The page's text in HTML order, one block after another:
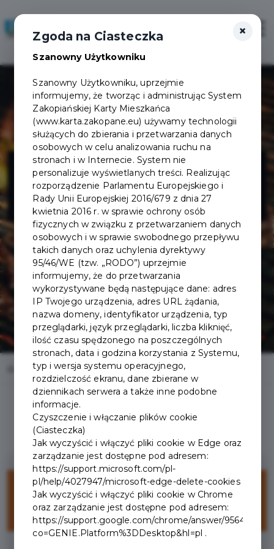
Restauracja
Stek Chałupa
Home Oferty Restauracja Stek Chałupa
15%
ZNIŻKI
×
Zgoda na Ciasteczka
Szanowny Użytkowniku
Szanowny Użytkowniku, uprzejmie
informujemy, że tworząc i administrując System
Zakopiańskiej Karty Mieszkańca
(www.karta.zakopane.eu) używamy technologii
służących do zbierania i przetwarzania danych
osobowych w celu analizowania ruchu na
stronach i w Internecie. System nie
personalizuje wyświetlanych treści. Realizując
rozporządzenie Parlamentu Europejskiego i
Rady Unii Europejskiej 2016/679 z dnia 27
kwietnia 2016 r. w sprawie ochrony osób
fizycznych w związku z przetwarzaniem danych
osobowych i w sprawie swobodnego przepływu
takich danych oraz uchylenia dyrektywy
95/46/WE (tzw. „RODO”) uprzejmie
informujemy, że do przetwarzania
wykorzystywane będą następujące dane: adres
IP Twojego urządzenia, adres URL żądania,
nazwa domeny, identyfikator urządzenia, typ
przeglądarki, język przeglądarki, liczba kliknięć,
ilość czasu spędzonego na poszczególnych
stronach, data i godzina korzystania z Systemu,
typ i wersja systemu operacyjnego,
rozdzielczość ekranu, dane zbierane w
dziennikach serwera a także inne podobne
informacje.
Czyszczenie i włączanie plików cookie
(Ciasteczka)
Jak wyczyścić i włączyć pliki cookie w Edge oraz
zarządzanie jest dostępne pod adresem:
https://support.microsoft.com/pl-
pl/help/4027947/microsoft-edge-delete-cookies
Jak wyczyścić i włączyć pliki cookie w Chrome
oraz zarządzanie jest dostępne pod adresem:
https://support.google.com/chrome/answer/95647?
co=GENIE.Platform%3DDesktop&hl=pl .